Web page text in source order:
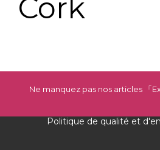
Cork
Ne manquez pas nos articles 「
Politique de qualité et